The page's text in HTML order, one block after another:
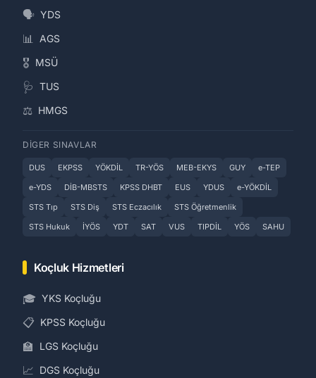
🗣️ YDS
📊 AGS
🎖️ MSÜ
🩺 TUS
⚖️ HMGS
DIGER SINAVLAR
DUS EKPSS YÖKDİL TR-YÖS MEB-EKYS GUY
e-TEP
e-YDS
DİB-MBSTS KPSS DHBT EUS YDUS
e-YÖKDİL
STS Tıp
STS Diş STS Eczacılık
STS Öğretmenlik
STS Hukuk
İYÖS YDT SAT VUS TIPDİL YÖS SAHU
Koçluk Hizmetleri
🎓 YKS Koçluğu
📋 KPSS Koçluğu
🏫 LGS Koçluğu
📈 DGS Koçluğu